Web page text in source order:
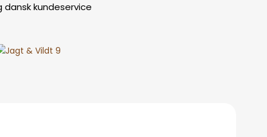
dansk kundeservice